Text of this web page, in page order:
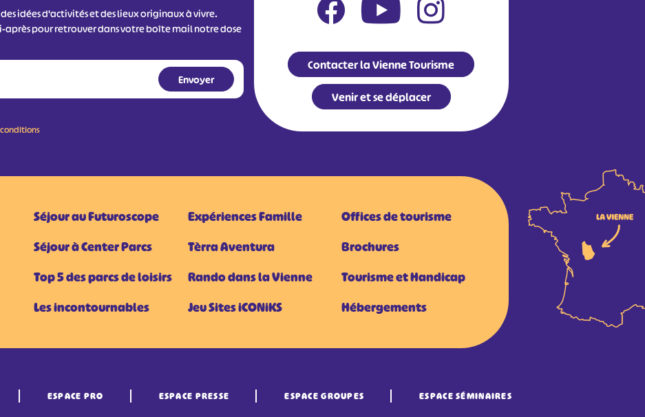
idées d'activités et des lieux originaux à vivre.
après pour retrouver dans votre boîte mail notre dose
Contacter la Vienne Tourisme
Venir et se déplacer
Séjour au Futuroscope
Séjour à Center Parcs
Top 5 des parcs de loisirs
Les incontournables
Expériences Famille
Tèrra Aventura
Rando dans la Vienne
Jeu Sites iCONiKS
Offices de tourisme
Brochures
Tourisme et Handicap
Hébergements
ESPACE PRO ESPACE PRESSE ESPACE GROUPES ESPACE SÉMINAIRES